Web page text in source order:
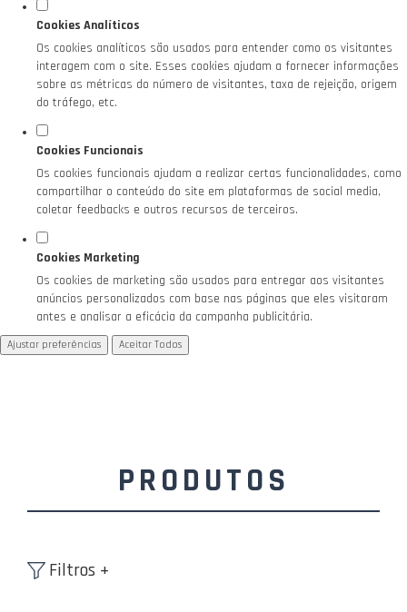
Cookies Analíticos
Os cookies analíticos são usados para entender como os visitantes
interagem com o site. Esses cookies ajudam a fornecer informações
sobre as métricas do número de visitantes, taxa de rejeição, origem
do tráfego, etc.
Cookies Funcionais
Os cookies funcionais ajudam a realizar certas funcionalidades, como
compartilhar o conteúdo do site em plataformas de social media,
coletar feedbacks e outros recursos de terceiros.
Cookies Marketing
Os cookies de marketing são usados para entregar aos visitantes
anúncios personalizados com base nas páginas que eles visitaram
antes e analisar a eficácia da campanha publicitária.
Ajustar preferências Aceitar Todos
PRODUTOS
Filtros +